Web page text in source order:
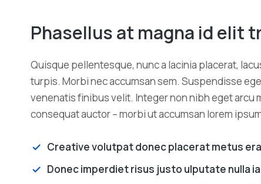
Phasellus at magna id elit
Quisque pellentesque, nunc a lacinia placerat,
turpis. Morbi nec accumsan sem. Suspendisse
venenatis finibus velit. Integer non nibh eget arcu
consequat auctor – morbi ut accumsan lorem
Creative volutpat donec placerat metus
Donec imperdiet risus justo ulputate nulla